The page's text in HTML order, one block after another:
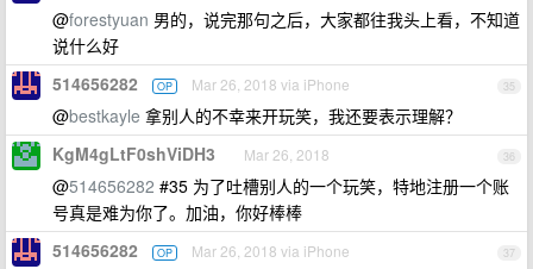
@forestyuan 男的，说完那句之后，大家都往我头上看，不知道
说什么好
35
514656282 OP Mar 26, 2018 via iPhone
@bestkayle 拿别人的不幸来开玩笑，我还要表示理解？
36
KgM4gLtF0shViDH3 Mar 26, 2018
@514656282 #35 为了吐槽别人的一个玩笑，特地注册一个账
号真是难为你了。加油，你好棒棒
37
514656282 OP Mar 26, 2018 via iPhone